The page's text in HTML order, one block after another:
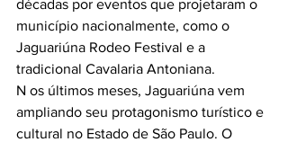
décadas por eventos que projetaram o
município nacionalmente, como o
Jaguariúna Rodeo Festival e a
tradicional Cavalaria Antoniana.
N os últimos meses, Jaguariúna vem
ampliando seu protagonismo turístico e
cultural no Estado de São Paulo. O